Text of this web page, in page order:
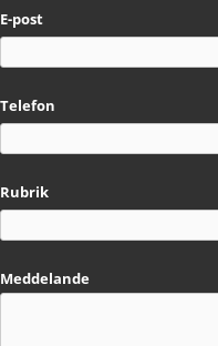
E-post
Telefon
Rubrik
Meddelande